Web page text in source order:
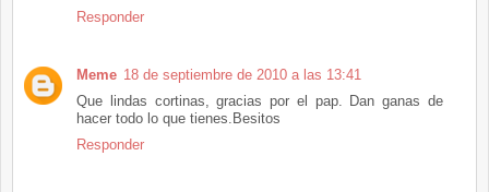
Responder
Meme 18 de septiembre de 2010 a las 13:41
Que lindas cortinas, gracias por el pap. Dan ganas de
hacer todo lo que tienes.Besitos
Responder